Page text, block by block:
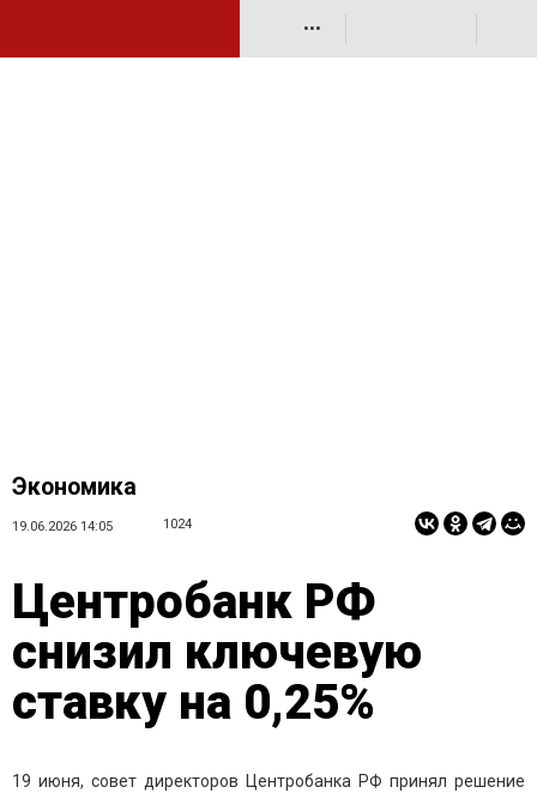
•••
Экономика
19.06.2026 14:05 1024
Центробанк РФ
снизил ключевую
ставку на 0,25%
19 июня, совет директоров Центробанка РФ принял решение